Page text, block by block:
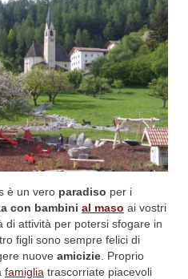
è un vero paradiso per i
con bambini al maso ai vostri
di attività per potersi sfogare in
figli sono sempre felici di
nuove amicizie . Proprio
famiglia trascorriate piacevoli